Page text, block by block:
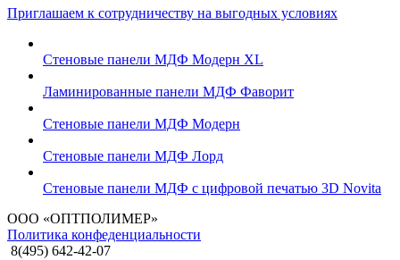
Приглашаем к сотрудничеству на выгодных условиях
Стеновые панели МДФ Модерн XL
Ламинированные панели МДФ Фаворит
Стеновые панели МДФ Модерн
Стеновые панели МДФ Лорд
Стеновые панели МДФ с цифровой печатью 3D Novita
ООО «ОПТПОЛИМЕР»
Политика конфеденциальности
8(495) 642-42-07